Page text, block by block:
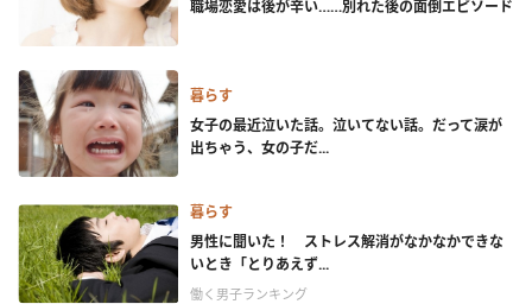
職場恋愛は後が辛い……別れた後の面倒エピソード
暮らす
女子の最近泣いた話。泣いてない話。だって涙が
出ちゃう、女の子だ...
暮らす
男性に聞いた！ ストレス解消がなかなかできな
いとき「とりあえず...
働く男子ランキング